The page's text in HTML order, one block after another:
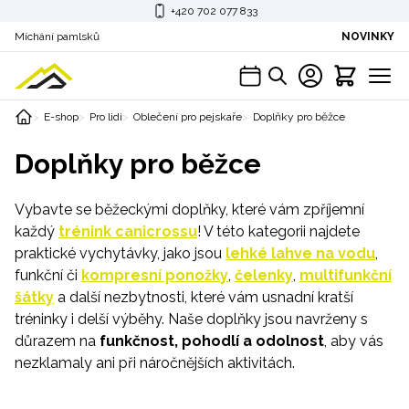
+420 702 077 833
Míchání pamlsků
NOVINKY
E-shop Pro lidi Oblečení pro pejskaře Doplňky pro běžce
Doplňky pro běžce
Vybavte se běžeckými doplňky, které vám zpříjemní
každý trénink canicrossu! V této kategorii najdete
praktické vychytávky, jako jsou lehké lahve na vodu,
funkční či kompresní ponožky, čelenky, multifunkční
šátky a další nezbytnosti, které vám usnadní kratší
tréninky i delší výběhy. Naše doplňky jsou navrženy s
důrazem na funkčnost, pohodlí a odolnost, aby vás
nezklamaly ani při náročnějších aktivitách.